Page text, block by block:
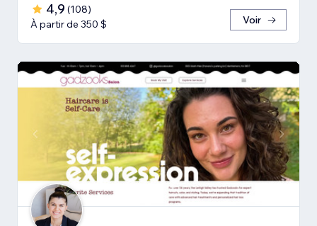
4,9 (108)
À partir de 350 $
Voir